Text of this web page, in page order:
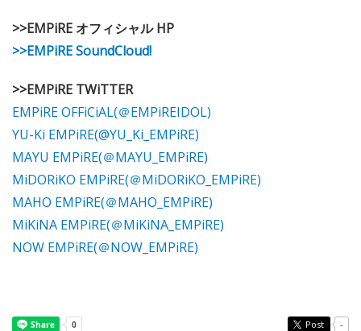
>>EMPiRE オフィシャル HP
>>EMPiRE SoundCloud!
>>EMPiRE TWiTTER
EMPiRE OFFiCiAL(＠EMPiREIDOL)
YU-Ki EMPiRE(@YU_Ki_EMPiRE)
MAYU EMPiRE(＠MAYU_EMPiRE)
MiDORiKO EMPiRE(＠MiDORiKO_EMPiRE)
MAHO EMPiRE(＠MAHO_EMPiRE)
MiKiNA EMPiRE(＠MiKiNA_EMPiRE)
NOW EMPiRE(＠NOW_EMPiRE)
Post -